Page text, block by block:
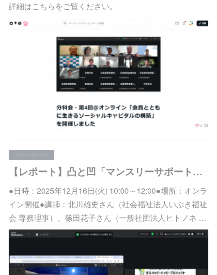
詳細はこちらをご覧ください。
2026.01.16 00:30
【レポート】凸と凹「マンスリーサポートプログラム」登録先向け集合研修vol.35を開催しました
●日時：2025年12月16日(火) 10:00～12:00●場所：オンラ
イン開催●講師：北川雄史さん（社会福祉法人いぶき福祉
会 専務理事）、篠田花子さん（一般社団法人ヒトノネ …